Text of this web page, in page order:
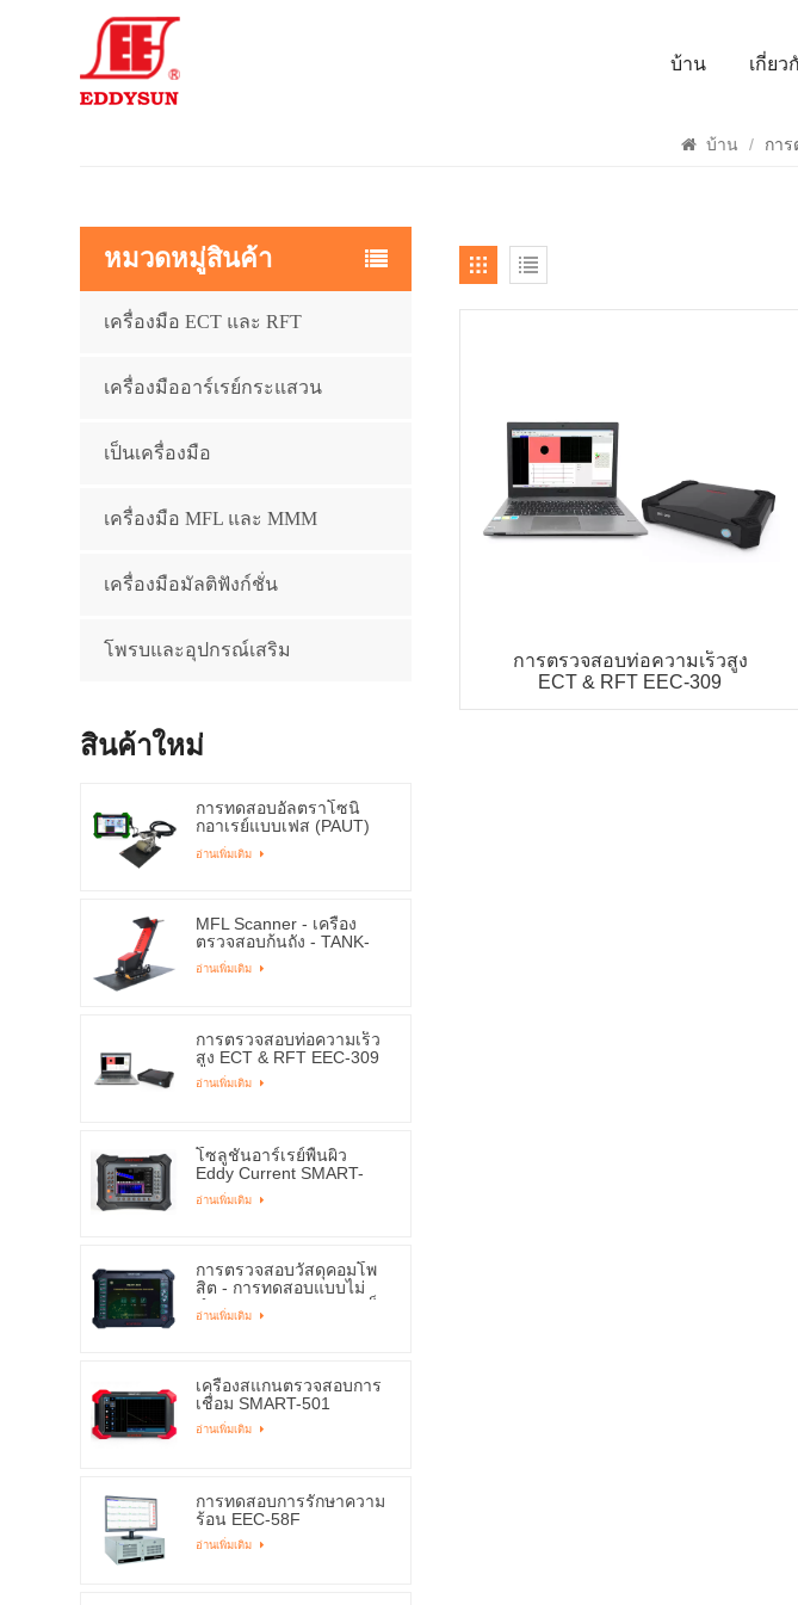
บ้าน เกี่ยว
ค้
บ้าน / กา
การตรวจสอบท่อความเร็วสูง
ECT & RFT EEC-309
หมวดหมู่สินค้า
เครื่องมือ ECT และ RFT
เครื่องมืออาร์เรย์กระแสวน
เป็นเครื่องมือ
เครื่องมือ MFL และ MMM
เครื่องมือมัลติฟังก์ชั่น
โพรบและอุปกรณ์เสริม
สินค้าใหม่
การทดสอบอัลตราโซนิ
กอาเรย์แบบเฟส (PAUT)
ESPA-1000
อ่านเพิ่มเติม
MFL Scanner - เครื่อง
ตรวจสอบก้นถัง - TANK-
4000ME
อ่านเพิ่มเติม
การตรวจสอบท่อความเร็ว
สูง ECT & RFT EEC-309
อ่านเพิ่มเติม
โซลูชันอาร์เรย์พื้นผิว
Eddy Current SMART-
8003
อ่านเพิ่มเติม
การตรวจสอบวัสดุคอมโพ
สิต - การทดสอบแบบไม่
ทำลาย SMART-6MK | เอ็ด
ดี้ซัน
อ่านเพิ่มเติม
เครื่องสแกนตรวจสอบการ
เชื่อม SMART-501
อ่านเพิ่มเติม
การทดสอบการรักษาความ
ร้อน EEC-58F
อ่านเพิ่มเติม